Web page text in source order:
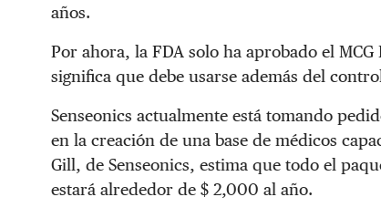
años.
Por ahora, la FDA solo ha aprobado el
significa que debe usarse además del
Senseonics actualmente está tomando
en la creación de una base de médicos
Gill, de Senseonics, estima que todo el
estará alrededor de $ 2,000 al año.